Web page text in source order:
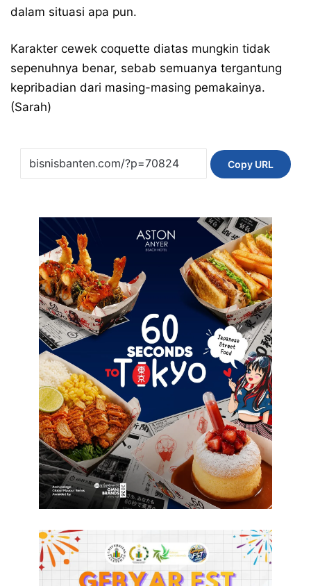
dalam situasi apa pun.
Karakter cewek coquette diatas mungkin tidak
sepenuhnya benar, sebab semuanya tergantung
kepribadian dari masing-masing pemakainya.
(Sarah)
Copy URL